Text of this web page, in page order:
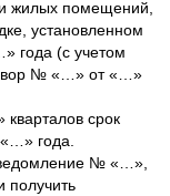
жилых помещений,
установленном
года (с учетом
№ «…» от «…»
срок
года.
№ «…»,
получить